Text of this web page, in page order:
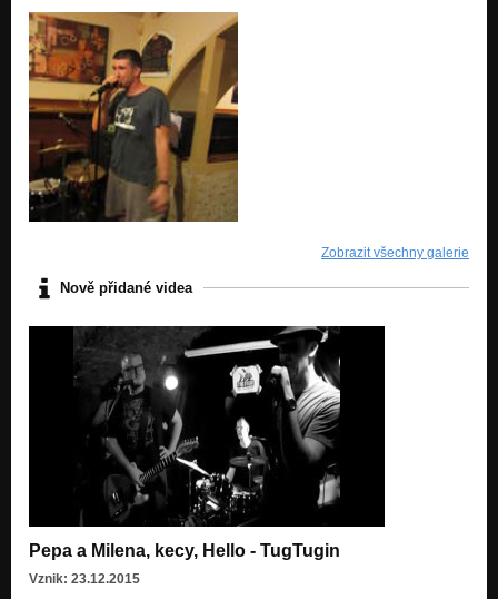
Zobrazit všechny galerie
Nově přidané videa
Pepa a Milena, kecy, Hello - TugTugin
Vznik: 23.12.2015